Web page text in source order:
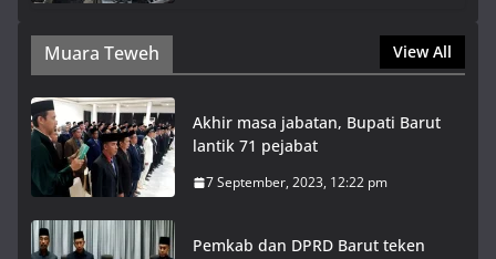
Muara Teweh View All
Akhir masa jabatan, Bupati Barut
lantik 71 pejabat
7 September, 2023, 12:22 pm
Pemkab dan DPRD Barut teken